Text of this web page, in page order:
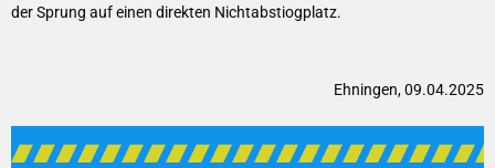
der Sprung auf einen direkten Nichtabstiogplatz.
Ehningen, 09.04.2025